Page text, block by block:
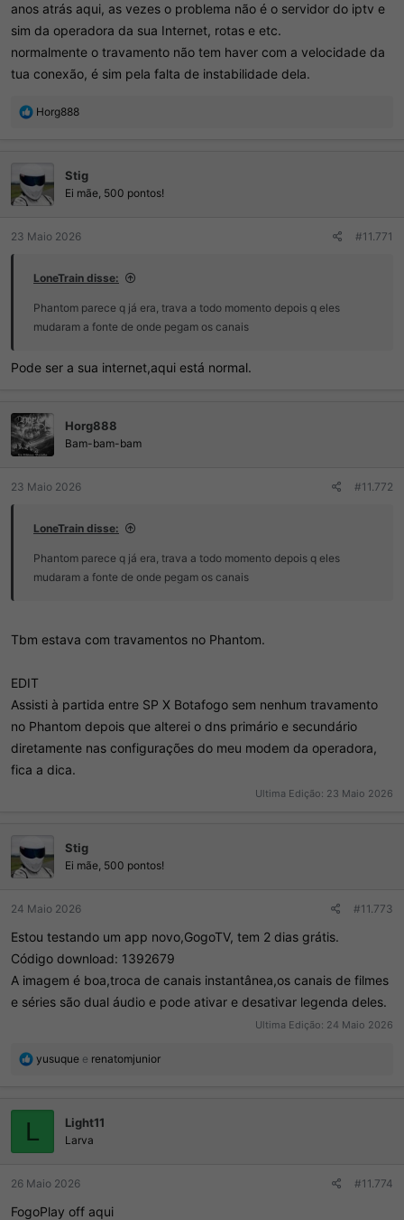
anos atrás aqui, as vezes o problema não é o servidor do iptv e
sim da operadora da sua Internet, rotas e etc.
normalmente o travamento não tem haver com a velocidade da
tua conexão, é sim pela falta de instabilidade dela.
R
õ
e
Horg888
Stig
Ei mãe, 500 pontos!
23 Maio 2026 #11.771
LoneTrain disse:
Phantom parece q já era, trava a todo momento depois q eles
mudaram a fonte de onde pegam os canais
Pode ser a sua internet,aqui está normal.
Horg888
Bam-bam-bam
23 Maio 2026 #11.772
LoneTrain disse:
Phantom parece q já era, trava a todo momento depois q eles
mudaram a fonte de onde pegam os canais
Tbm estava com travamentos no Phantom.
EDIT
Assisti à partida entre SP X Botafogo sem nenhum travamento
no Phantom depois que alterei o dns primário e secundário
diretamente nas configurações do meu modem da operadora,
fica a dica.
Ultima Edição: 23 Maio 2026
Stig
Ei mãe, 500 pontos!
24 Maio 2026 #11.773
Estou testando um app novo,GogoTV, tem 2 dias grátis.
Código download: 1392679
A imagem é boa,troca de canais instantânea,os canais de filmes
e séries são dual áudio e pode ativar e desativar legenda deles.
Ultima Edição: 24 Maio 2026
R
ç
e
s
yusuque e renatomjunior
L Light11
Larva
26 Maio 2026 #11.774
FogoPlay off aqui